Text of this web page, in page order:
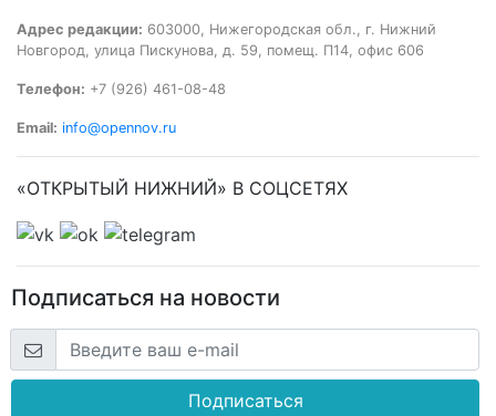
Адрес редакции: 603000, Нижегородская обл., г. Нижний
Новгород, улица Пискунова, д. 59, помещ. П14, офис 606
Телефон: +7 (926) 461-08-48
Email: info@opennov.ru
«ОТКРЫТЫЙ НИЖНИЙ» В СОЦСЕТЯХ
Подписаться на новости
Подписаться